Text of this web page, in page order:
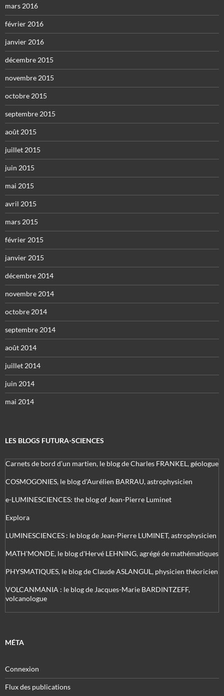
mars 2016
février 2016
janvier 2016
décembre 2015
novembre 2015
octobre 2015
septembre 2015
août 2015
juillet 2015
juin 2015
mai 2015
avril 2015
mars 2015
février 2015
janvier 2015
décembre 2014
novembre 2014
octobre 2014
septembre 2014
août 2014
juillet 2014
juin 2014
mai 2014
LES BLOGS FUTURA-SCIENCES
Carnets de bord d’un martien, le blog de Charles FRANKEL, géologue
COSMOGONIES, le blog d'Aurélien BARRAU, astrophysicien
e-LUMINESCIENCES: the blog of Jean-Pierre Luminet
Explora
LUMINESCIENCES : le blog de Jean-Pierre LUMINET, astrophysicien
MATH'MONDE, le blog d'Hervé LEHNING, agrégé de mathématiques
PHYSMATIQUES, le blog de Claude ASLANGUL, physicien théoricien
VOLCANMANIA : le blog de Jacques-Marie BARDINTZEFF,
volcanologue
MÉTA
Connexion
Flux des publications